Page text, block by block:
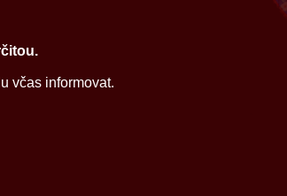
včas informovat.